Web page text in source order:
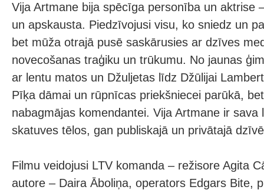
Vija Artmane bija spēcīga personība un aktrise
un apskausta. Piedzīvojusi visu, ko sniedz un
bet mūža otrajā pusē saskārusies ar dzīves
novecošanas traģiku un trūkumu. No jaunas
ar lentu matos un Džuljetas līdz Džūlijai
Pīķa dāmai un rūpnīcas priekšniecei parūkā,
nabagmājas komendantei. Vija Artmane ir sava
skatuves tēlos, gan publiskajā un privātajā
Filmu veidojusi LTV komanda – režisore Agita
autore – Daira Āboliņa, operators Edgars Bite,